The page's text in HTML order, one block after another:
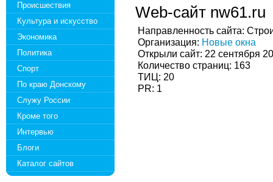
Происшествия
Культура и искусство
Экономика
Политика
Спорт
По краю Донскому
Служу России
Кроме того
Интервью
Блоги
Каталог сайтов
Web-сайт nw61.ru
Направленность сайта:
Организация: Новые окна
Открыли сайт: 22 сентября
Количество страниц: 163
ТИЦ: 20
PR: 1